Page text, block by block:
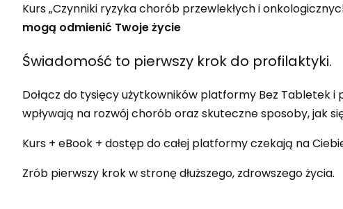
Kurs „Czynniki ryzyka chorób przewlekłych i
mogą odmienić Twoje życie
Świadomość to pierwszy krok do profilaktyki.
Dołącz do tysięcy użytkowników platformy Bez Tabletek i
wpływają na rozwój chorób oraz skuteczne sposoby, jak
Kurs + eBook + dostęp do całej platformy czekają na
Zrób pierwszy krok w stronę dłuższego, zdrowszego życia.